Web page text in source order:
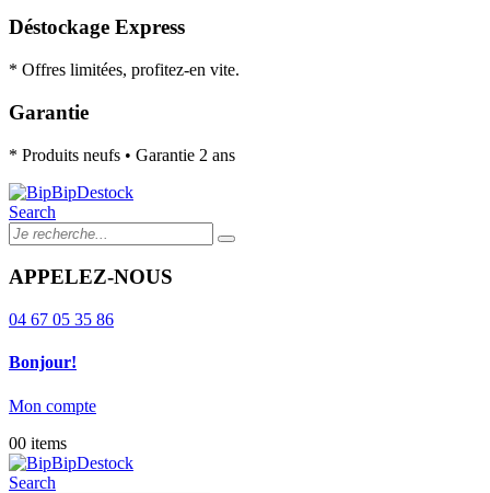
Déstockage Express
* Offres limitées, profitez-en vite.
Garantie
* Produits neufs • Garantie 2 ans
Search
APPELEZ-NOUS
04 67 05 35 86
Bonjour!
Mon compte
00 items
Search